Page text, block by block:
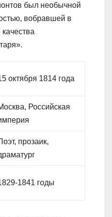
был необычной
вобравшей в
октября 1814 года
Российская
прозаик,
1841 годы